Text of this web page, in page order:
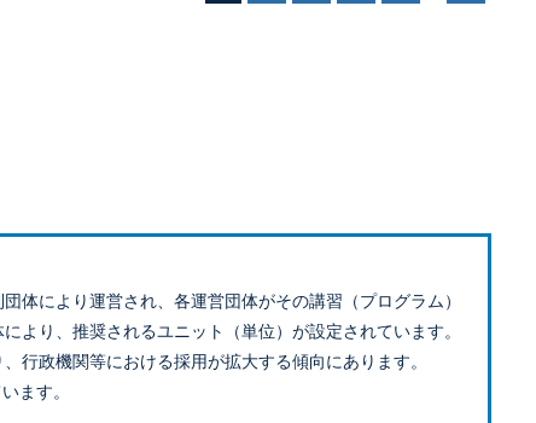
体により運営され、各運営団体がその講習（プログラム）
り、推奨されるユニット（単位）が設定されています。
行政機関等における採用が拡大する傾向にあります。
ます。